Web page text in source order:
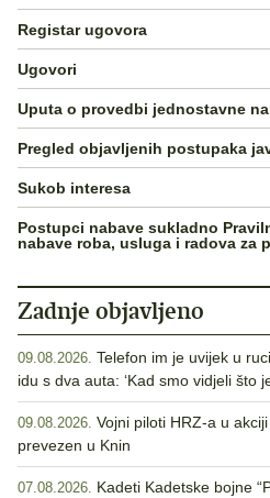
Registar ugovora
Ugovori
Uputa o provedbi jednostavne
Pregled objavljenih postupaka
Sukob interesa
Postupci nabave sukladno
nabave roba, usluga i radova za
Zadnje objavljeno
09.08.2026. Telefon im je uvijek u
idu s dva auta: ‘Kad smo vidjeli što
09.08.2026. Vojni piloti HRZ-a u
prevezen u Knin
07.08.2026. Kadeti Kadetske bojne